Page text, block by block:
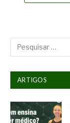
ARTIGOS